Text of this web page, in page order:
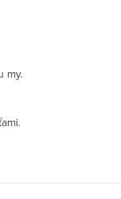
my.